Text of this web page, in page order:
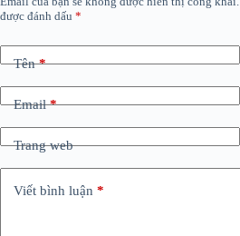
được đánh dấu *
Tên*
Email*
Trang web
Viết bình luận *